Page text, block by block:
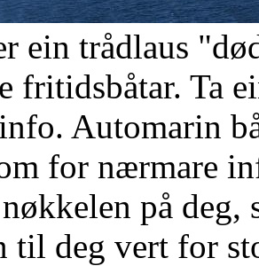
ein trådlaus
fritidsbåtar. Ta
Automarin
for nærmare
på
til deg vert for